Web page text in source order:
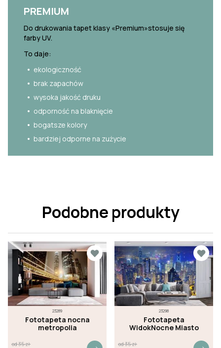
PREMIUM
Do drukowania tapet klasy «Premium»stosuje się
farby UV.
To daje:
ekologiczność
brak zapachów
wysoka jakość druku
odporność na blaknięcie
bogatsze kolory
bardziej odporne na zużycie
Podobne produkty
23289
Fototapeta nocna
metropolia
od35zł
23298
Fototapeta
WidokNocne Miasto
od35zł